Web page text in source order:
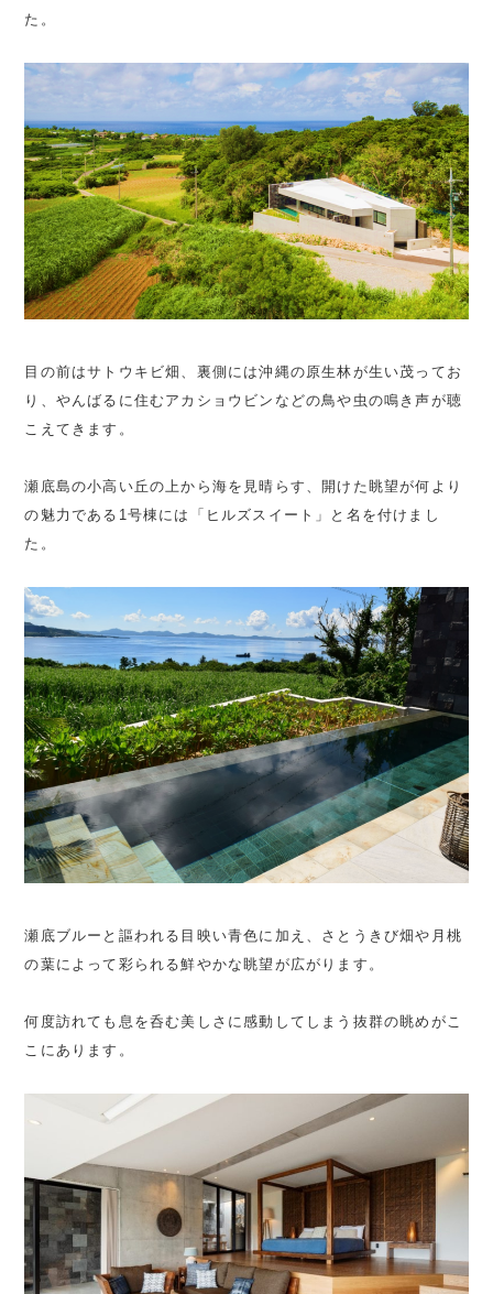
た。
目の前はサトウキビ畑、裏側には沖縄の原生林が生い茂ってお
り、やんばるに住むアカショウビンなどの鳥や虫の鳴き声が聴
こえてきます。
瀬底島の小高い丘の上から海を見晴らす、開けた眺望が何より
の魅力である1号棟には「ヒルズスイート」と名を付けまし
た。
瀬底ブルーと謳われる目映い青色に加え、さとうきび畑や月桃
の葉によって彩られる鮮やかな眺望が広がります。
何度訪れても息を呑む美しさに感動してしまう抜群の眺めがこ
こにあります。